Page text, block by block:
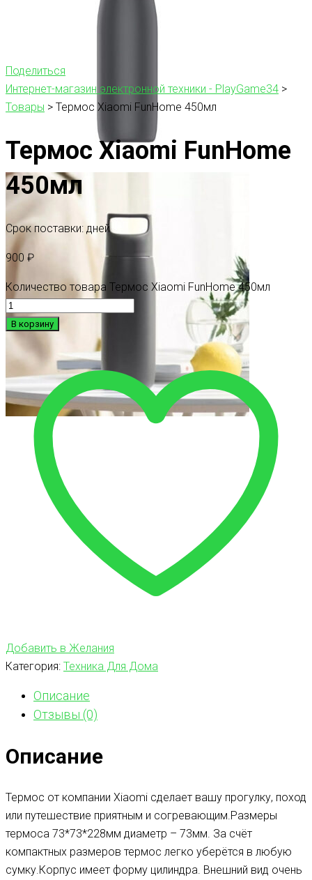
Поделиться
Интернет-магазин электронной техники - PlayGame34 >
Товары > Термос Xiaomi FunHome 450мл
Термос Xiaomi FunHome
450мл
Срок поставки: дней
900 ₽
Количество товара Термос Xiaomi FunHome 450мл
В корзину
Добавить в Желания
Категория: Техника Для Дома
Описание
Отзывы (0)
Описание
Термос от компании Xiaomi сделает вашу прогулку, поход
или путешествие приятным и согревающим.Размеры
термоса 73*73*228мм диаметр – 73мм. За счёт
компактных размеров термос легко уберётся в любую
сумку.Корпус имеет форму цилиндра. Внешний вид очень